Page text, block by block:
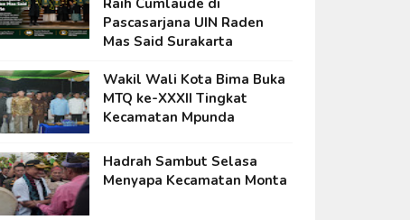
Pascasarjana UIN Raden
Mas Said Surakarta
Wakil Wali Kota Bima Buka
MTQ ke-XXXII Tingkat
Kecamatan Mpunda
Hadrah Sambut Selasa
Menyapa Kecamatan Monta